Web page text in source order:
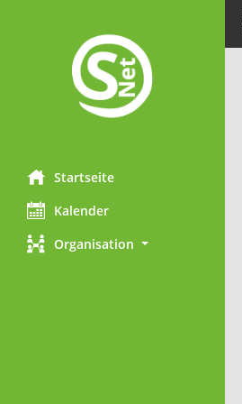
Startseite
Kalender
Organisation